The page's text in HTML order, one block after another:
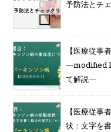
予防法とチ
【医療従事
―modified
て解説―
【医療従事
状：文字を